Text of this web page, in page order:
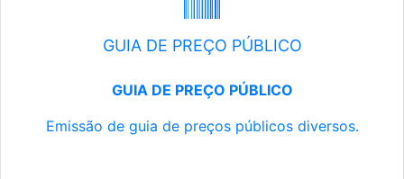
GUIA DE PREÇO PÚBLICO
GUIA DE PREÇO PÚBLICO
Emissão de guia de preços públicos diversos.